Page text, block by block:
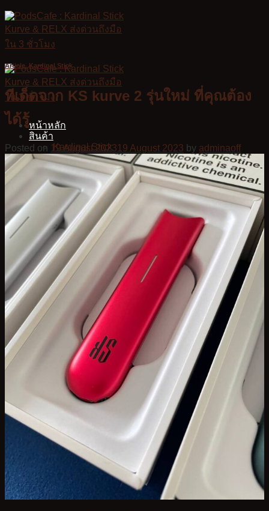
Skip
to
content
หน้าหลัก
สินค้า
Kardinal Stick
KS Kurve
KS Quik
KS Lumina
KS Kurve Lite
KS Xense
Relx Infinity Plus
Relx Zero
Infy Series
Jues
VMC
ร้านค้า
Kardinal Stick
KS Kurve
KS Quik 5000
KS Quik 2000
KS Quik 800
KS Lumina
KS Kurve Lite
KS Xense
Relx Infinity Plus
Relx Infinity
Relx Zero
Infy Series
VMC
บทความ
สมัครตัวแทน
Article,Kardinal Stick
ทีเด็ดจาก KS kurve 2 รุ่นใหม่ ที่คุณต้อง
ได้รู้
Posted on 19 August 202319 August 2023 by adminaoff